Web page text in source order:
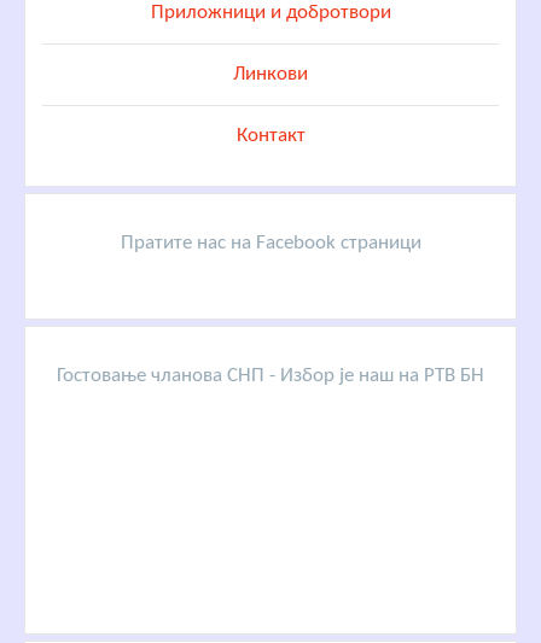
Приложници и добротвори
Линкови
Контакт
Пратите нас на Facebook страници
Гостовање чланова СНП - Избор је наш на РТВ БН